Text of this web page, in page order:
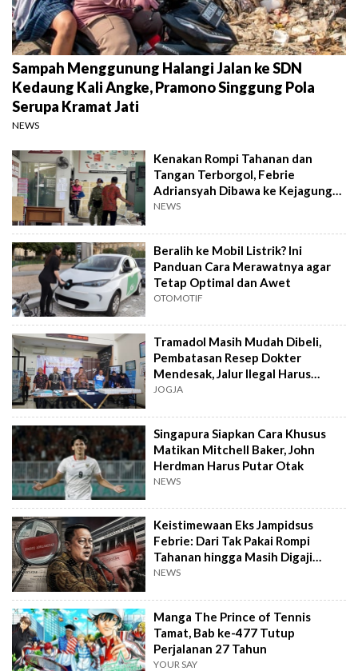
Sampah Menggunung Halangi Jalan ke SDN
Kedaung Kali Angke, Pramono Singgung Pola
Serupa Kramat Jati
NEWS
Kenakan Rompi Tahanan dan
Tangan Terborgol, Febrie
Adriansyah Dibawa ke Kejagung
untuk Diperiksa
NEWS
Beralih ke Mobil Listrik? Ini
Panduan Cara Merawatnya agar
Tetap Optimal dan Awet
OTOMOTIF
Tramadol Masih Mudah Dibeli,
Pembatasan Resep Dokter
Mendesak, Jalur Ilegal Harus
Distop
JOGJA
Singapura Siapkan Cara Khusus
Matikan Mitchell Baker, John
Herdman Harus Putar Otak
NEWS
Keistimewaan Eks Jampidsus
Febrie: Dari Tak Pakai Rompi
Tahanan hingga Masih Digaji
Negara
NEWS
Manga The Prince of Tennis
Tamat, Bab ke-477 Tutup
Perjalanan 27 Tahun
YOUR SAY